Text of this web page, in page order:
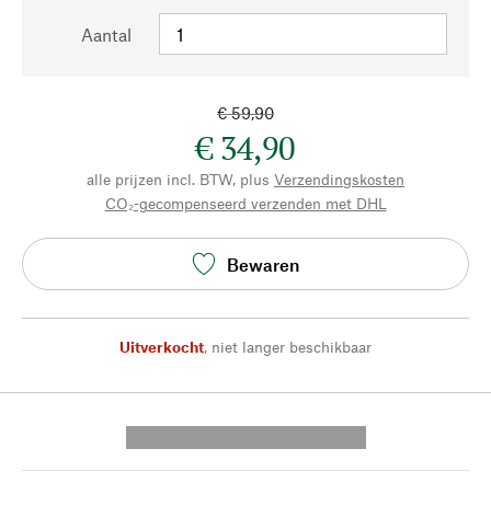
Aantal
€ 59,90
€ 34,90
alle prijzen incl. BTW, plus Verzendingskosten
CO₂-gecompenseerd verzenden met DHL
Bewaren
Uitverkocht, niet langer beschikbaar